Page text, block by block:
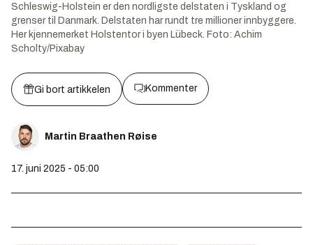
Schleswig-Holstein er den nordligste delstaten i Tyskland og
grenser til Danmark. Delstaten har rundt tre millioner innbyggere.
Her kjennemerket Holstentor i byen Lübeck. Foto: Achim
Scholty/Pixabay
Gi bort artikkelen Kommenter
Martin Braathen Røise
17. juni 2025 - 05:00